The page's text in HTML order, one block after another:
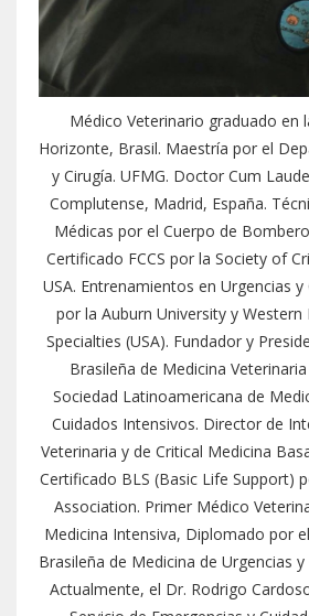
Médico Veterinario graduado en
Horizonte, Brasil. Maestría por el
y Cirugía. UFMG. Doctor Cum
Complutense, Madrid, España.
Médicas por el Cuerpo de
Certificado FCCS por la Society of
USA. Entrenamientos en Urgencias
por la Auburn University y Western
Specialties (USA). Fundador y
Brasileña de Medicina
Sociedad Latinoamericana de
Cuidados Intensivos. Director de
Veterinaria y de Critical Medicina
Certificado BLS (Basic Life Support)
Association. Primer Médico
Medicina Intensiva, Diplomado por el
Brasileña de Medicina de Urgencias
Actualmente, el Dr. Rodrigo